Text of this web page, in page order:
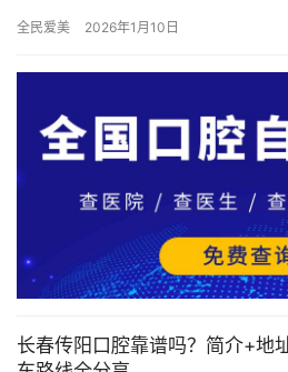
全民爱美 2026年1月10日
长春传阳口腔靠谱吗？简介+地